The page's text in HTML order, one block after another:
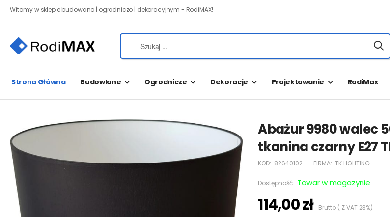
Witamy w sklepie budowano | ogrodniczo | dekoracyjnym - RodiMAX!
Strona Główna Budowlane Ogrodnicze Dekoracje Projektowanie RodiMax
Abażur 9980 walec
tkanina czarny E27
KOD: 82640102 FIRMA: TK LIGHTING
Dostępność: Towar w magazynie
114,00 złBrutto ( Z VAT 23%)